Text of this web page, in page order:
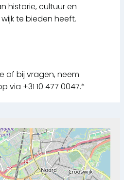
historie, cultuur en
te bieden heeft.
of bij vragen, neem
+31 10 477 0047.*